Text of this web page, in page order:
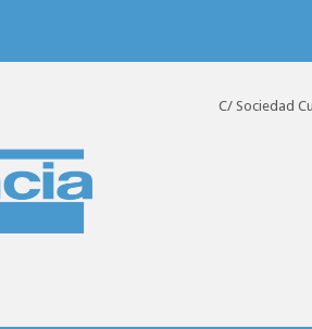
C/ Sociedad